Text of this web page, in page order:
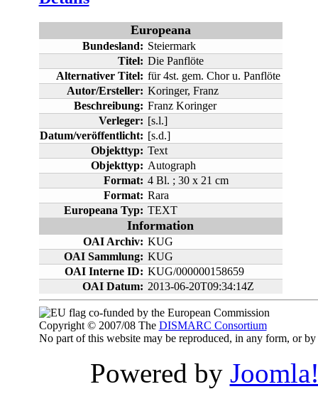
Europeana
Bundesland: Steiermark
Titel: Die Panflöte
Alternativer Titel: für 4st. gem. Chor u. Panflöte
Autor/Ersteller: Koringer, Franz
Beschreibung: Franz Koringer
Verleger: [s.l.]
Datum/veröffentlicht: [s.d.]
Objekttyp: Text
Objekttyp: Autograph
Format: 4 Bl. ; 30 x 21 cm
Format: Rara
Europeana Typ: TEXT
Information
OAI Archiv: KUG
OAI Sammlung: KUG
OAI Interne ID: KUG/000000158659
OAI Datum: 2013-06-20T09:34:14Z
co-funded by the European Commission
Copyright © 2007/08 The DISMARC Consortium
No part of this website may be reproduced, in any form, or
Powered by